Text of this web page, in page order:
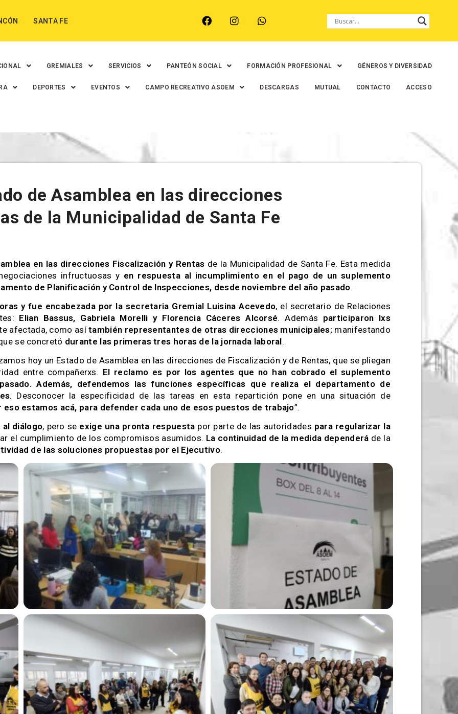
SANTA FE
GREMIALES SERVICIOS PANTEÓN SOCIAL FORMACIÓN PROFESIONAL GÉNEROS Y DIVERSIDAD
DEPORTES EVENTOS CAMPO RECREATIVO ASOEM DESCARGAS MUTUAL CONTACTO ACCESO
de Asamblea en las direcciones
de la Municipalidad de Santa Fe
en las direcciones Fiscalización y Rentas de la Municipalidad de Santa Fe. Esta medida
infructuosas y en respuesta al incumplimiento en el pago de un suplemento
de Planificación y Control de Inspecciones, desde noviembre del año pasado.
y fue encabezada por la secretaria Gremial Luisina Acevedo, el secretario de Relaciones
Elian Bassus, Gabriela Morelli y Florencia Cáceres Alcorsé. Además participaron lxs
afectada, como asítambién representantes de otras direcciones municipales; manifestando
se concretó durante las primeras tres horas de la jornada laboral.
hoy un Estado de Asamblea en las direcciones de Fiscalización y de Rentas, que se pliegan
entre compañerxs. El reclamo es por los agentes que no han cobrado el suplemento
Además, defendemos las funciones específicas que realiza el departamento de
. Desconocer la especificidad de las tareas en esta repartición pone en una situación de
eso estamos acá, para defender cada uno de esos puestos de trabajo”.
diálogo, pero se exige una pronta respuesta por parte de las autoridades para regularizar la
el cumplimiento de los compromisos asumidos. La continuidad de la medida dependerá de la
de las soluciones propuestas por el Ejecutivo.